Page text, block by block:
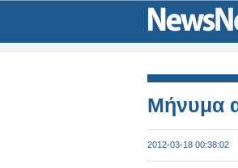
Μήνυμα
2012-03-18 00:38:02